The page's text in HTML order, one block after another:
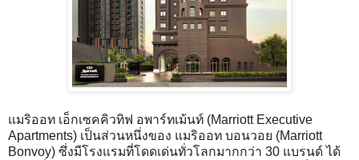
แมริออท เอ็กเซคคิวทิฟ อพาร์ทเม้นท์ (Marriott Executive
Apartments) เป็นส่วนหนึ่งของ แมริออท บอนวอย (Marriott
Bonvoy) ซึ่งมีโรงแรมที่โดดเด่นทั่วโลกมากกว่า 30 แบรนด์ ได้